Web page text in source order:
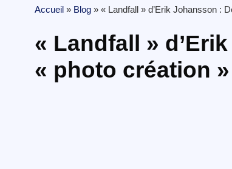
Accueil » Blog » « Landfall » d’Erik Johansson :
« Landfall »
« photo création »